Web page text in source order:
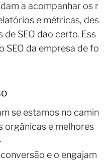
a acompanhar os r
e métricas, des
SEO dão certo. Ess
SEO da empresa de fo
se estamos no camin
orgânicas e melhores
e o engajam